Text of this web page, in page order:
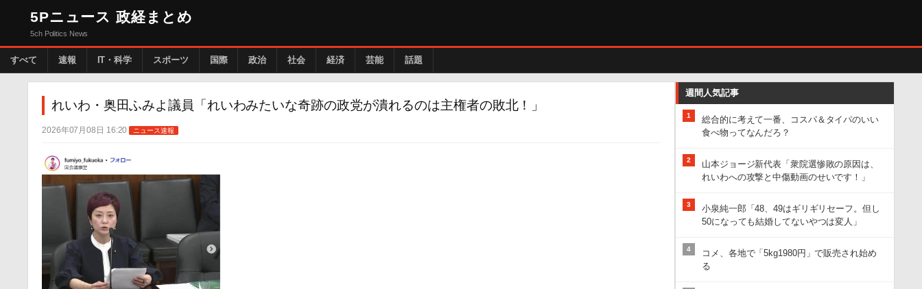
5Pニュース 政経まとめ
5ch Politics News
すべて 速報 IT・科学 スポーツ 国際 政治 社会 経済 芸能 話題
れいわ・奥田ふみよ議員「れいわみたいな奇跡の政党が潰れるのは主権者の敗北！」
2026年07月08日 16:20 ニュース速報
週間人気記事
1
総合的に考えて一番、コスパ＆タイパのいい
食べ物ってなんだろ？
2
山本ジョージ新代表「衆院選惨敗の原因は、
れいわへの攻撃と中傷動画のせいです！」
3
小泉純一郎「48、49はギリギリセーフ。但し
50になっても結婚してないやつは変人」
4
コメ、各地で「5kg1980円」で販売され始め
る